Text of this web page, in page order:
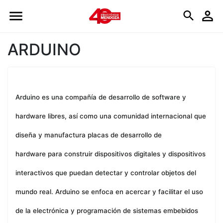
ARDUINO
Arduino es una compañía de desarrollo de software y
hardware libres, así como una comunidad internacional que
diseña y manufactura placas de desarrollo de
hardware para construir dispositivos digitales y dispositivos
interactivos que puedan detectar y controlar objetos del
mundo real. Arduino se enfoca en acercar y facilitar el uso
de la electrónica y programación de sistemas embebidos